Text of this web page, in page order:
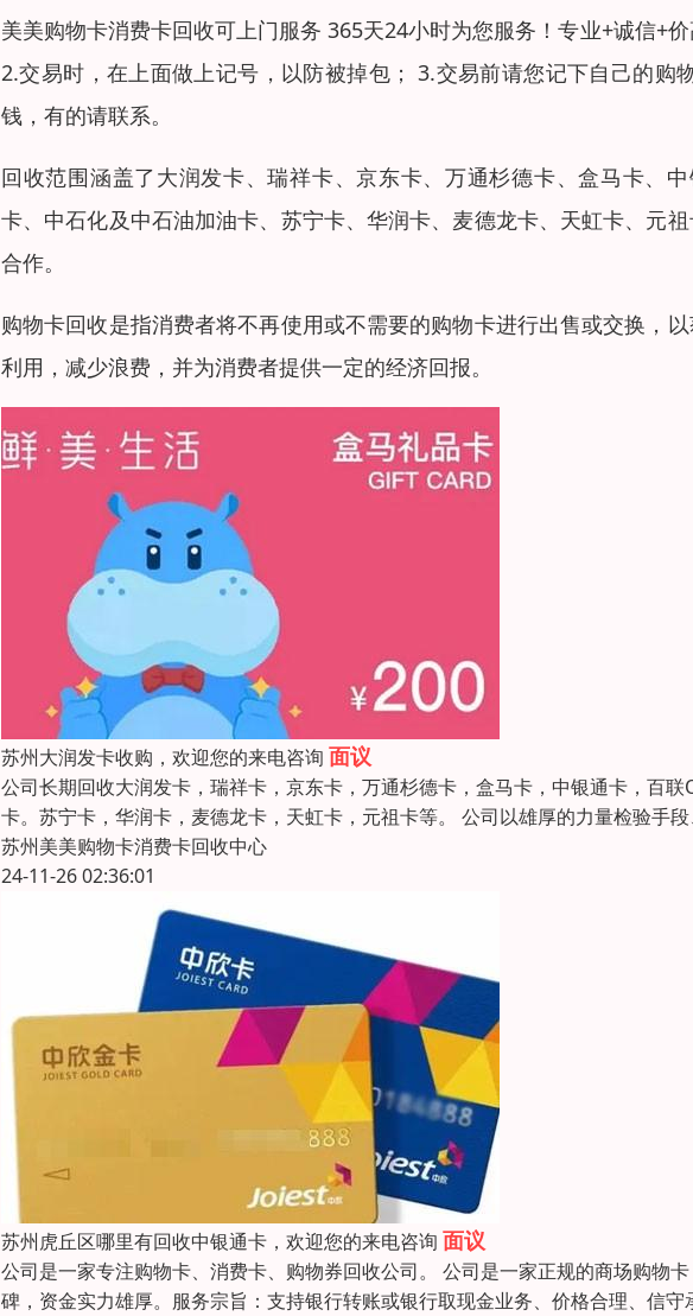
美美购物卡消费卡回收可上门服务 365天24小时为您服务！专业+诚信+
2.交易时，在上面做上记号，以防被掉包； 3.交易前请您记下自己的购
钱，有的请联系。
回收范围涵盖了大润发卡、瑞祥卡、京东卡、万通杉德卡、盒马卡、
卡、中石化及中石油加油卡、苏宁卡、华润卡、麦德龙卡、天虹卡、元
合作。
购物卡回收是指消费者将不再使用或不需要的购物卡进行出售或交换，
利用，减少浪费，并为消费者提供一定的经济回报。
苏州大润发卡收购，欢迎您的来电咨询 面议
公司长期回收大润发卡，瑞祥卡，京东卡，万通杉德卡，盒马卡，中银通卡，百
卡。苏宁卡，华润卡，麦德龙卡，天虹卡，元祖卡等。 公司以雄厚的力量检验手
苏州美美购物卡消费卡回收中心
24-11-26 02:36:01
苏州虎丘区哪里有回收中银通卡，欢迎您的来电咨询 面议
公司是一家专注购物卡、消费卡、购物券回收公司。 公司是一家正规的商场购物
碑，资金实力雄厚。服务宗旨：支持银行转账或银行取现金业务、价格合理、信